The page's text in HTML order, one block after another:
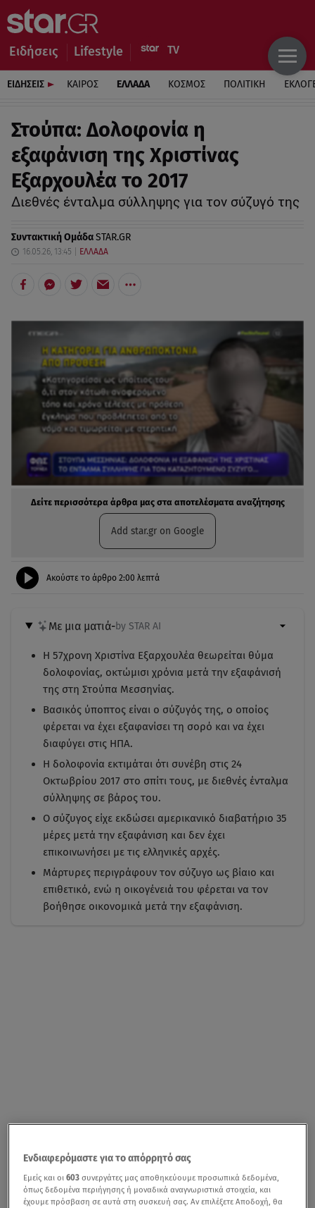
Ειδήσεις Lifestyle
ΕΙΔΗΣΕΙΣ ΚΑΙΡΟΣ ΕΛΛΑΔΑ ΚΟΣΜΟΣ ΠΟΛΙΤΙΚΗ
Στούπα: Δολοφονία η
εξαφάνιση της Χριστίνας
Εξαρχουλέα το 2017
Διεθνές ένταλμα σύλληψης για τον σύζυγό της
Συντακτική ΟμάδαSTAR.GR
16.05.26, 13:45 ΕΛΛΑΔΑ
Δείτε περισσότερα άρθρα μας στα αποτελέσματα αναζήτησης
Add star.gr on Google
Ακούστε το άρθρο 2:00 λεπτά
Με μια ματιά-by STAR AI
Η 57χρονη Χριστίνα Εξαρχουλέα θεωρείται θύμα
δολοφονίας, οκτώμισι χρόνια μετά την εξαφάνισή
της στη Στούπα Μεσσηνίας.
Βασικός ύποπτος είναι ο σύζυγός της, ο οποίος
φέρεται να έχει εξαφανίσει τη σορό και να έχει
διαφύγει στις ΗΠΑ.
Η δολοφονία εκτιμάται ότι συνέβη στις 24
Οκτωβρίου 2017 στο σπίτι τους, με διεθνές ένταλμα
σύλληψης σε βάρος του.
Ο σύζυγος είχε εκδώσει αμερικανικό διαβατήριο 35
μέρες μετά την εξαφάνιση και δεν έχει
επικοινωνήσει με τις ελληνικές αρχές.
Μάρτυρες περιγράφουν τον σύζυγο ως βίαιο και
επιθετικό, ενώ η οικογένειά του φέρεται να τον
βοήθησε οικονομικά μετά την εξαφάνιση.
Ενδιαφερόμαστε για το απόρρητό σας
Εμείς και οι603 συνεργάτες μας αποθηκεύουμε προσωπικά δεδομένα,
όπως δεδομένα περιήγησης ή μοναδικά αναγνωριστικά στοιχεία, και
έχουμε πρόσβαση σε αυτά στη συσκευή σας. Αν επιλέξετε Αποδοχή, θα